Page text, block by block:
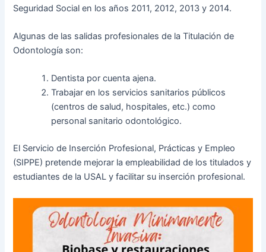
Seguridad Social en los años 2011, 2012, 2013 y 2014.
Algunas de las salidas profesionales de la Titulación de
Odontología son:
Dentista por cuenta ajena.
Trabajar en los servicios sanitarios públicos
(centros de salud, hospitales, etc.) como
personal sanitario odontológico.
El Servicio de Inserción Profesional, Prácticas y Empleo
(SIPPE) pretende mejorar la empleabilidad de los titulados y
estudiantes de la USAL y facilitar su inserción profesional.